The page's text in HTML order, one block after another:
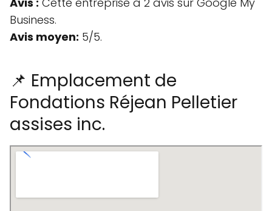
Business.
Avis moyen: 5/5.
📌 Emplacement de
Fondations Réjean Pelletier
assises inc.